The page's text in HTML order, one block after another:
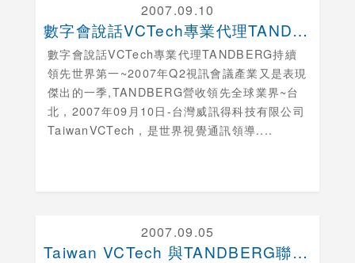
2007.09.10
數字會說話VCTech專業代理TANDBERG持續....
數字會說話VCTech專業代理TANDBERG持續
領先世界第一~2007年Q2視訊會議產業又是表現
傑出的一季,TANDBERG營收領先全球業界~台
北，2007年09月10日-台灣威訊得科技有限公司
TaiwanVCTech，是世界視覺通訊領導....
2007.09.05
Taiwan VCTech 與TANDBERG聯手....